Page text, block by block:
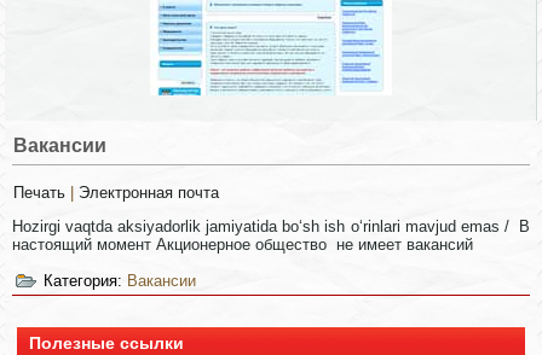
Вакансии
Печать
Электронная почта
Hozirgi vaqtda aksiyadorlik jamiyatida bo‘sh ish o‘rinlari mavjud emas / В
настоящий момент Акционерное общество не имеет вакансий
Категория: Вакансии
Полезные ссылки